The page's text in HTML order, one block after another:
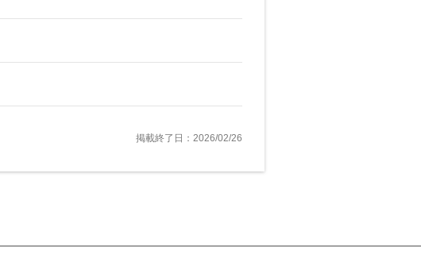
掲載終了日：2026/02/26